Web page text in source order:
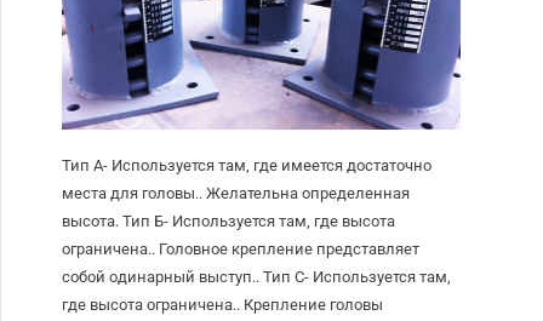
Тип А- Используется там, где имеется достаточно
места для головы.. Желательна определенная
высота. Тип Б- Используется там, где высота
ограничена.. Головное крепление представляет
собой одинарный выступ.. Тип С- Используется там,
где высота ограничена.. Крепление головы